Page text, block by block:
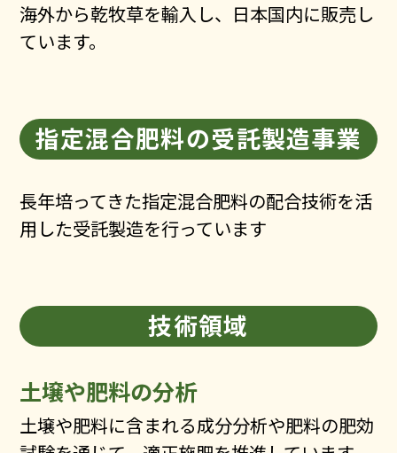
海外から乾牧草を輸入し、日本国内に販売し
ています。
指定混合肥料の受託製造事業
長年培ってきた指定混合肥料の配合技術を活
用した受託製造を行っています
技術領域
土壌や肥料の分析
土壌や肥料に含まれる成分分析や肥料の肥効